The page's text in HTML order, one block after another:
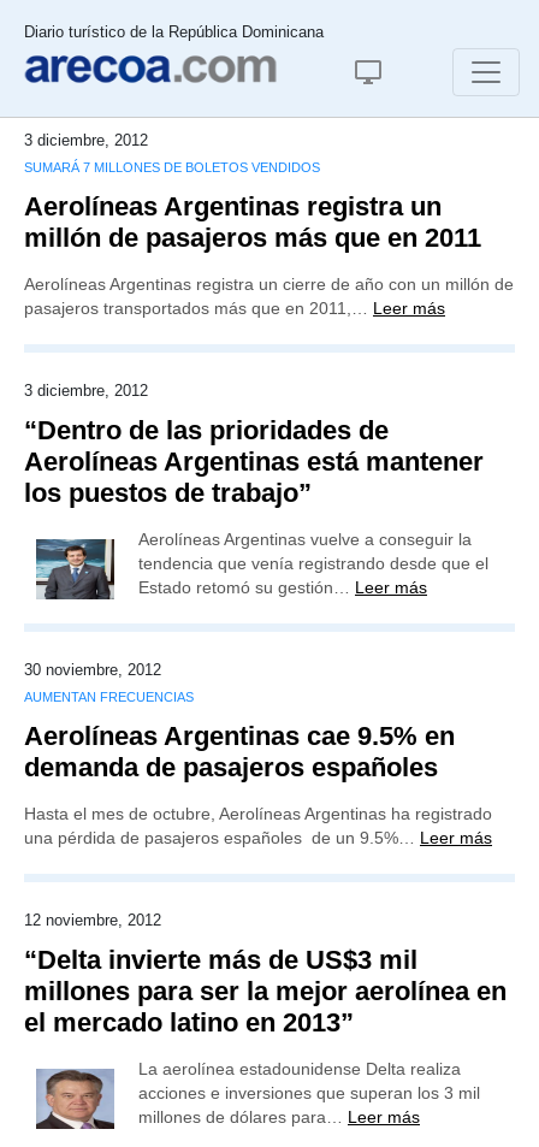
Diario turístico de la República Dominicana
3 diciembre, 2012
SUMARÁ 7 MILLONES DE BOLETOS VENDIDOS
Aerolíneas Argentinas registra un
millón de pasajeros más que en 2011
Aerolíneas Argentinas registra un cierre de año con un millón de
pasajeros transportados más que en 2011,… Leer más
3 diciembre, 2012
“Dentro de las prioridades de
Aerolíneas Argentinas está mantener
los puestos de trabajo”
Aerolíneas Argentinas vuelve a conseguir la
tendencia que venía registrando desde que el
Estado retomó su gestión… Leer más
30 noviembre, 2012
AUMENTAN FRECUENCIAS
Aerolíneas Argentinas cae 9.5% en
demanda de pasajeros españoles
Hasta el mes de octubre, Aerolíneas Argentinas ha registrado
una pérdida de pasajeros españoles de un 9.5%… Leer más
12 noviembre, 2012
“Delta invierte más de US$3 mil
millones para ser la mejor aerolínea en
el mercado latino en 2013”
La aerolínea estadounidense Delta realiza
acciones e inversiones que superan los 3 mil
millones de dólares para… Leer más